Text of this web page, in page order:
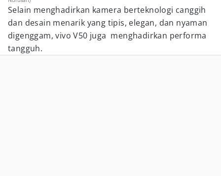
Selain menghadirkan kamera berteknologi canggih
dan desain menarik yang tipis, elegan, dan nyaman
digenggam, vivo V50 juga menghadirkan performa
tangguh.